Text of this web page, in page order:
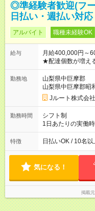
◎準経験者歓迎(フ
日払い・週払い対
アルバイト 職種未経験OK
給与
月給400,000円～
★配達個数が増え
ど！ ・主要都市エリア 月収55万円／週5日稼働 月収65万~112
万円／週6日稼働 ・地方郊外エリア 月収40万円／週5日稼働 月
収40万円~50万円／週6日稼働 ＜モデ
円 (27歳男性/江東
(日休み) ■月収80万円(43歳男性/墨田区在住)※元営業 1日200個
勤務地
山梨県中巨摩郡
山梨県中巨摩郡昭
Jルート株式会社
勤務時間
シフト制
1日あたりの実働
働8時間） ※週5日
よって時間外での
特徴 日払いOK / 10名
気になる！
掲載